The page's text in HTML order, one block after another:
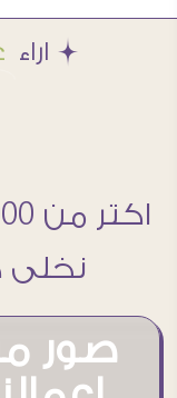
Æ اراء
صور